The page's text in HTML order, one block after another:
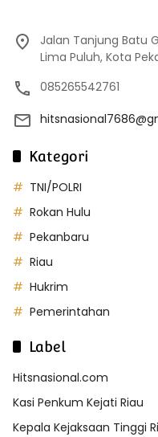
Jalan Tanjung Batu
Lima Puluh, Kota
085265542761
Kategori
TNI/POLRI
Rokan Hulu
Pekanbaru
Riau
Hukrim
Pemerintahan
Label
Hitsnasional.com
Kasi Penkum Kejati Riau
Kepala Kejaksaan Tinggi